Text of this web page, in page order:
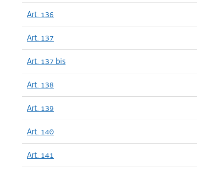
Art. 136
Art. 137
Art. 137 bis
Art. 138
Art. 139
Art. 140
Art. 141